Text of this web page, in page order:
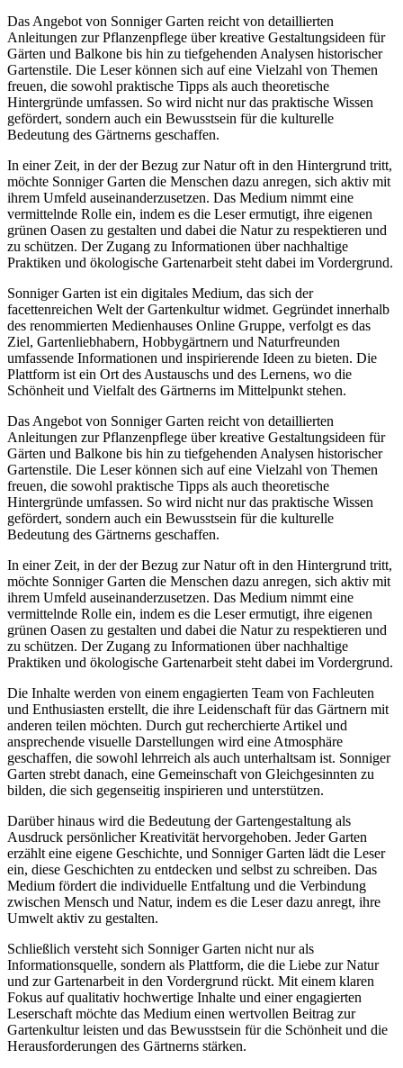
Das Angebot von Sonniger Garten reicht von detaillierten
Anleitungen zur Pflanzenpflege über kreative Gestaltungsideen für
Gärten und Balkone bis hin zu tiefgehenden Analysen historischer
Gartenstile. Die Leser können sich auf eine Vielzahl von Themen
freuen, die sowohl praktische Tipps als auch theoretische
Hintergründe umfassen. So wird nicht nur das praktische Wissen
gefördert, sondern auch ein Bewusstsein für die kulturelle
Bedeutung des Gärtnerns geschaffen.
In einer Zeit, in der der Bezug zur Natur oft in den Hintergrund tritt,
möchte Sonniger Garten die Menschen dazu anregen, sich aktiv mit
ihrem Umfeld auseinanderzusetzen. Das Medium nimmt eine
vermittelnde Rolle ein, indem es die Leser ermutigt, ihre eigenen
grünen Oasen zu gestalten und dabei die Natur zu respektieren und
zu schützen. Der Zugang zu Informationen über nachhaltige
Praktiken und ökologische Gartenarbeit steht dabei im Vordergrund.
Sonniger Garten ist ein digitales Medium, das sich der
facettenreichen Welt der Gartenkultur widmet. Gegründet innerhalb
des renommierten Medienhauses Online Gruppe, verfolgt es das
Ziel, Gartenliebhabern, Hobbygärtnern und Naturfreunden
umfassende Informationen und inspirierende Ideen zu bieten. Die
Plattform ist ein Ort des Austauschs und des Lernens, wo die
Schönheit und Vielfalt des Gärtnerns im Mittelpunkt stehen.
Das Angebot von Sonniger Garten reicht von detaillierten
Anleitungen zur Pflanzenpflege über kreative Gestaltungsideen für
Gärten und Balkone bis hin zu tiefgehenden Analysen historischer
Gartenstile. Die Leser können sich auf eine Vielzahl von Themen
freuen, die sowohl praktische Tipps als auch theoretische
Hintergründe umfassen. So wird nicht nur das praktische Wissen
gefördert, sondern auch ein Bewusstsein für die kulturelle
Bedeutung des Gärtnerns geschaffen.
In einer Zeit, in der der Bezug zur Natur oft in den Hintergrund tritt,
möchte Sonniger Garten die Menschen dazu anregen, sich aktiv mit
ihrem Umfeld auseinanderzusetzen. Das Medium nimmt eine
vermittelnde Rolle ein, indem es die Leser ermutigt, ihre eigenen
grünen Oasen zu gestalten und dabei die Natur zu respektieren und
zu schützen. Der Zugang zu Informationen über nachhaltige
Praktiken und ökologische Gartenarbeit steht dabei im Vordergrund.
Die Inhalte werden von einem engagierten Team von Fachleuten
und Enthusiasten erstellt, die ihre Leidenschaft für das Gärtnern mit
anderen teilen möchten. Durch gut recherchierte Artikel und
ansprechende visuelle Darstellungen wird eine Atmosphäre
geschaffen, die sowohl lehrreich als auch unterhaltsam ist. Sonniger
Garten strebt danach, eine Gemeinschaft von Gleichgesinnten zu
bilden, die sich gegenseitig inspirieren und unterstützen.
Darüber hinaus wird die Bedeutung der Gartengestaltung als
Ausdruck persönlicher Kreativität hervorgehoben. Jeder Garten
erzählt eine eigene Geschichte, und Sonniger Garten lädt die Leser
ein, diese Geschichten zu entdecken und selbst zu schreiben. Das
Medium fördert die individuelle Entfaltung und die Verbindung
zwischen Mensch und Natur, indem es die Leser dazu anregt, ihre
Umwelt aktiv zu gestalten.
Schließlich versteht sich Sonniger Garten nicht nur als
Informationsquelle, sondern als Plattform, die die Liebe zur Natur
und zur Gartenarbeit in den Vordergrund rückt. Mit einem klaren
Fokus auf qualitativ hochwertige Inhalte und einer engagierten
Leserschaft möchte das Medium einen wertvollen Beitrag zur
Gartenkultur leisten und das Bewusstsein für die Schönheit und die
Herausforderungen des Gärtnerns stärken.